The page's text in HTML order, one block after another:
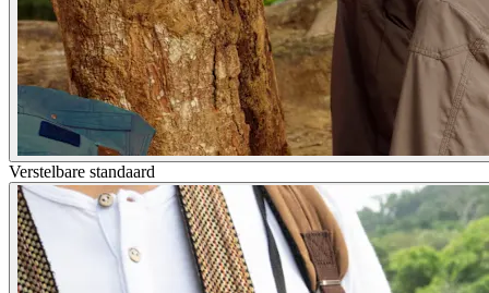
Verstelbare standaard